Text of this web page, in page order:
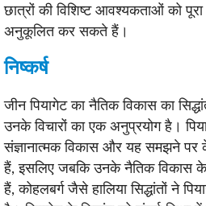
छात्रों की विशिष्ट आवश्यकताओं को
अनुकूलित कर सकते हैं।
निष्कर्ष
जीन पियागेट का नैतिक विकास का
उनके विचारों का एक अनुप्रयोग है।
संज्ञानात्मक विकास और यह समझने
हैं, इसलिए जबकि उनके नैतिक विकास के
हैं, कोहलबर्ग जैसे हालिया सिद्धांतों ने